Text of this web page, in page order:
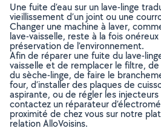
Une fuite d’eau sur un lave-linge
vieillissement d’un joint ou une
Changer une machine à laver,
lave-vaisselle, reste à la fois
préservation de l’environnement.
Afin de réparer une fuite du lave-
vaisselle et de remplacer le filtre,
du sèche-linge, de faire le
four, d’installer des plaques de
aspirante, ou de régler les
contactez un réparateur
proximité de chez vous sur notre
relation AlloVoisins.